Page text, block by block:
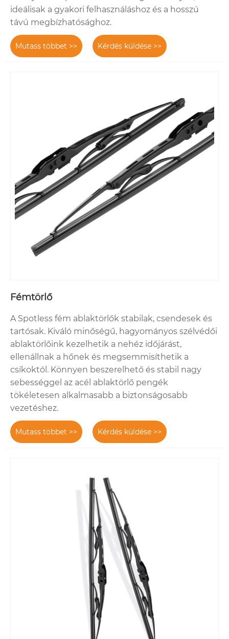
ideálisak a gyakori felhasználáshoz és a hosszú
távú megbízhatósághoz.
Mutass többet >> Kérdés küldése >>
Fémtörlő
A Spotless fém ablaktörlők stabilak, csendesek és
tartósak. Kiváló minőségű, hagyományos szélvédői
ablaktörlőink kezelhetik a nehéz időjárást,
ellenállnak a hőnek és megsemmisíthetik a
csíkoktól. Könnyen beszerelhető és stabil nagy
sebességgel az acél ablaktörlő pengék
tökéletesen alkalmasabb a biztonságosabb
vezetéshez.
Mutass többet >> Kérdés küldése >>